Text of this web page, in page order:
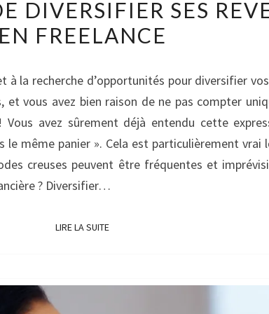
MANIÈRES
DE
SES
REVENUS
EN
FREELANCE
DIVERSIFIER SES
EN FREELANCE
à la recherche d’opportunités pour diversifier
et vous avez bien raison de ne pas compter
Vous avez sûrement déjà entendu cette
même panier ». Cela est particulièrement vrai
creuses peuvent être fréquentes et
? Diversifier…
LIRE LA SUITELIRE LA SUITE